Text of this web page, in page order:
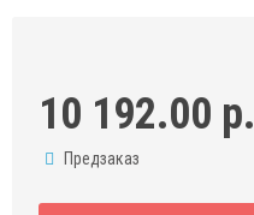
10 192.00 р.
Предзаказ